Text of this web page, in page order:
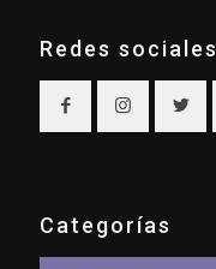
Redes sociales
Categorías